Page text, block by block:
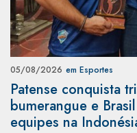
05/08/2026 em Esportes
Patense conquista
bumerangue e
equipes na